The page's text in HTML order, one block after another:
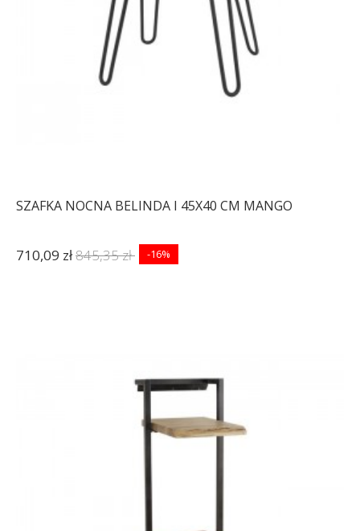
SZAFKA NOCNA BELINDA I 45X40 CM MANGO
710,09 zł845,35 zł -16%